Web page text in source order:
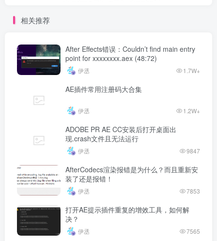
相关推荐
After Effects错误：Couldn’t find main entry
point for xxxxxxxx.aex (48:72)
伊丞 1.7W+
AE插件常用注册码大合集
伊丞 1.2W+
ADOBE PR AE CC安装后打开桌面出
现.crash文件且无法运行
伊丞 9847
AfterCodecs渲染报错是为什么？而且重新安
装了还是报错！
伊丞 7853
打开AE提示插件重复的增效工具，如何解
决？
伊丞 7565